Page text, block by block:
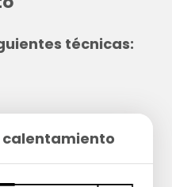
técnicas:
calentamiento